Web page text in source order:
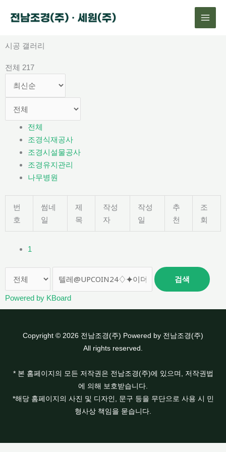
로
너
시공 갤러리
전체 217
전체
조경식재공사
조경시설물공사
조경유지관리
나무병원
번
호
썸네
일
제
목
작성
자
작성
일
추
천
조
회
1
검색
Powered by KBoard
Copyright © 2026 전남조경(주) Powered by 전남조경(주)
All rights reserved.
* 본 홈페이지의 모든 저작권은 전남조경(주)에 있으며, 저작권법
에 의해 보호받습니다.
*해당 홈페이지의 사진 및 디자인, 문구 등을 무단으로 사용 시 민
형사상 책임을 묻습니다.